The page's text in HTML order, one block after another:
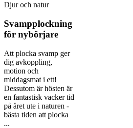
Djur och natur
Svampplockning
för nybörjare
Att plocka svamp ger
dig avkoppling,
motion och
middagsmat i ett!
Dessutom är hösten är
en fantastisk vacker tid
på året ute i naturen -
bästa tiden att plocka
...